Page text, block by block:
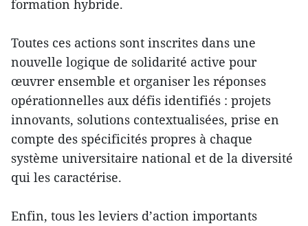
formation hybride.
Toutes ces actions sont inscrites dans une
nouvelle logique de solidarité active pour
œuvrer ensemble et organiser les réponses
opérationnelles aux défis identifiés : projets
innovants, solutions contextualisées, prise en
compte des spécificités propres à chaque
système universitaire national et de la diversité
qui les caractérise.
Enfin, tous les leviers d’action importants